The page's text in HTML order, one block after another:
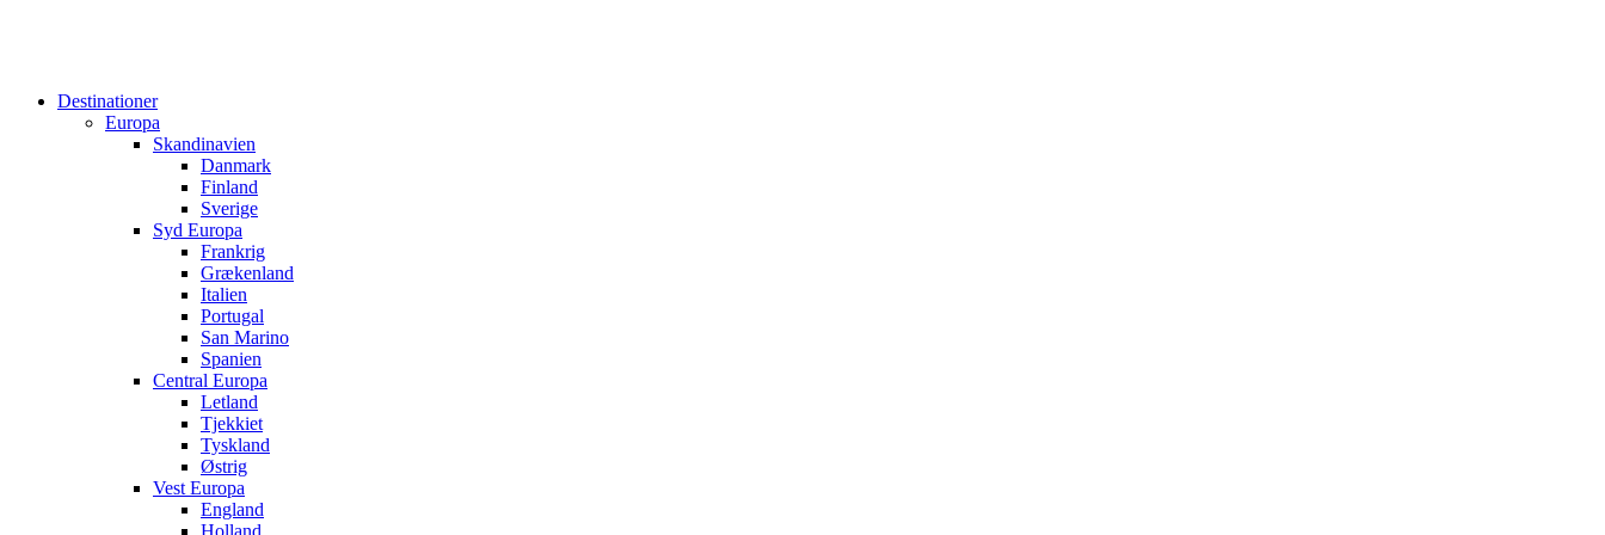
Destinationer
Europa
Skandinavien
Danmark
Finland
Sverige
Syd Europa
Frankrig
Grækenland
Italien
Portugal
San Marino
Spanien
Central Europa
Letland
Tjekkiet
Tyskland
Østrig
Vest Europa
England
Holland